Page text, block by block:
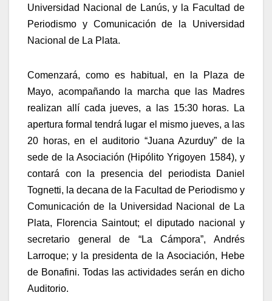
Universidad Nacional de Lanús, y la Facultad de
Periodismo y Comunicación de la Universidad
Nacional de La Plata.
Comenzará, como es habitual, en la Plaza de
Mayo, acompañando la marcha que las Madres
realizan allí cada jueves, a las 15:30 horas. La
apertura formal tendrá lugar el mismo jueves, a las
20 horas, en el auditorio “Juana Azurduy” de la
sede de la Asociación (Hipólito Yrigoyen 1584), y
contará con la presencia del periodista Daniel
Tognetti, la decana de la Facultad de Periodismo y
Comunicación de la Universidad Nacional de La
Plata, Florencia Saintout; el diputado nacional y
secretario general de “La Cámpora”, Andrés
Larroque; y la presidenta de la Asociación, Hebe
de Bonafini. Todas las actividades serán en dicho
Auditorio.